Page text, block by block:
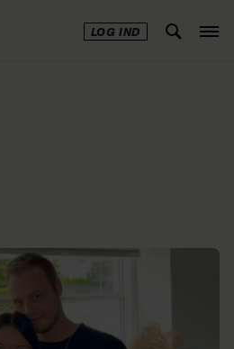
LOG IND